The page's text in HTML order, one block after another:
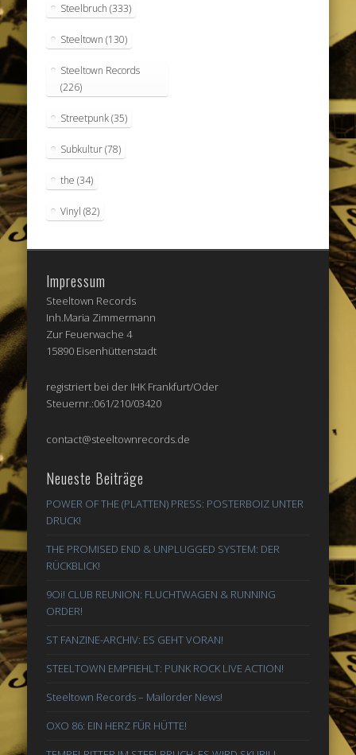
Steelbruch (333)
Steeltown (130)
Steeltown Records
(226)
Streetpunk(35)
Subkultur(78)
the (34)
Vinyl (82)
Impressum
Steeltown Records
Inh.Maria Zimmermann
Zur Feuerwache 4
15890 Eisenhüttenstadt
registriert bei der IHK Frankfurt/Oder
Steuernr.:061/210/03420
contact@steeltownrecords.de
Neueste Beiträge
POWER OF THE (PLATTEN) PRESS: POSTERBOIZ UNTER
DRUCK!
THE PROMISED END & UNPLUGGED SYSTEM: DER
RÜCKBLICK!
9Oi! CLUB REUNION: FLUCHTWAGEN & RUNNING
ORDER!
ST FANZINE-ARCHIV: ES GEHT VORAN!
STEELTOWN EMPFIEHLT: PUNK ROCK LIVE ACTION!
Steeltown Records – Mailorder News!
OXO 86: EIN HERZ FÜR HÜTTE!